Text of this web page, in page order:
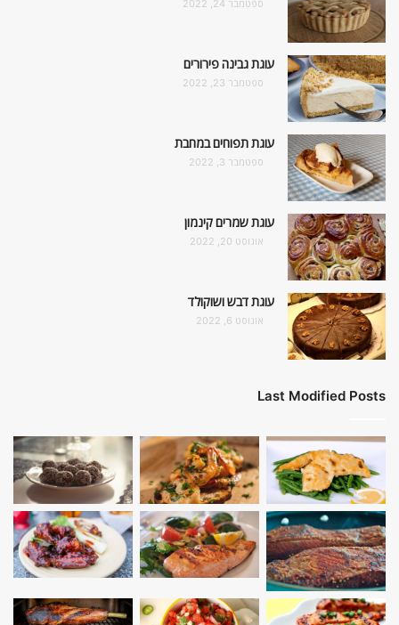
ספטמבר 24, 2022
עוגת גבינה פירורים
ספטמבר 23, 2022
עוגת תפוחים במחבת
ספטמבר 3, 2022
עוגת שמרים קינמון
אוגוסט 20, 2022
עוגת דבש ושוקולד
אוגוסט 6, 2022
Last Modified Posts